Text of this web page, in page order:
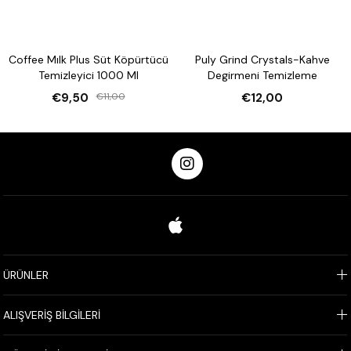
Coffee Mılk Plus Süt Köpürtücü
Temizleyici 1000 Ml
€9,50 €11,00
Puly Grind Crystals-Kahve
Degirmeni Temizleme
€12,00
ÜRÜNLER
ALIŞVERİŞ BİLGİLERİ